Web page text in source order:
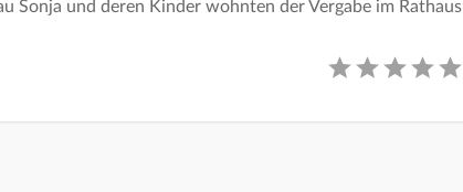
Sonja und deren Kinder wohnten der Vergabe im Rathaus